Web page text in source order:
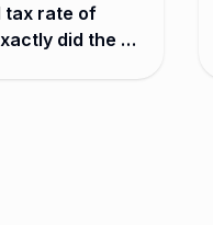
tax rate of
did the G7